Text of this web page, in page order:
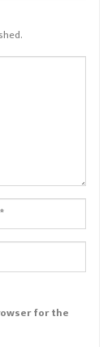
for the